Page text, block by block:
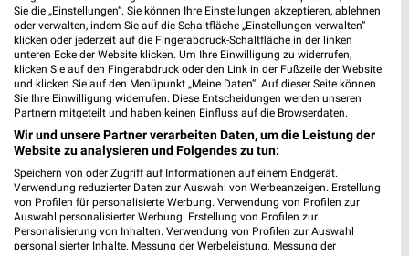
ALLE PROSPEKTE
Unsere Highlights für Waldhof-Falkenstein
Hier findest Du alle aktuellen Angebote und Prospekte in der
Umgebung von Waldhof-Falkenstein. Entdecke Unsere
Highlights Deiner Lieblings-Geschäfte in Waldhof-Falkenstein.
Stöbere durch die aktuellen Online-Prospekte mit aktuellen
Angeboten und entdecke tolle Schnäppchen in Deiner
Umgebung.
Mit weekli kannst Du Dich über die aktuellen Angebote für
Waldhof-Falkenstein informieren, egal ob von zu Hause oder
von unterwegs. weekli möchte Dir Deinen Einkauf erleichtern.
Sie die „Einstellungen“. Sie können Ihre Einstellungen akzeptieren, ablehnen
oder verwalten, indem Sie auf die Schaltfläche „Einstellungen verwalten“
klicken oder jederzeit auf die Fingerabdruck-Schaltfläche in der linken
unteren Ecke der Website klicken. Um Ihre Einwilligung zu widerrufen,
klicken Sie auf den Fingerabdruck oder den Link in der Fußzeile der Website
und klicken Sie auf den Menüpunkt „Meine Daten“. Auf dieser Seite können
Sie Ihre Einwilligung widerrufen. Diese Entscheidungen werden unseren
Partnern mitgeteilt und haben keinen Einfluss auf die Browserdaten.
Wir und unsere Partner verarbeiten Daten, um die Leistung der
Website zu analysieren und Folgendes zu tun:
Speichern von oder Zugriff auf Informationen auf einem Endgerät.
Verwendung reduzierter Daten zur Auswahl von Werbeanzeigen. Erstellung
von Profilen für personalisierte Werbung. Verwendung von Profilen zur
Auswahl personalisierter Werbung. Erstellung von Profilen zur
Personalisierung von Inhalten. Verwendung von Profilen zur Auswahl
personalisierter Inhalte. Messung der Werbeleistung. Messung der